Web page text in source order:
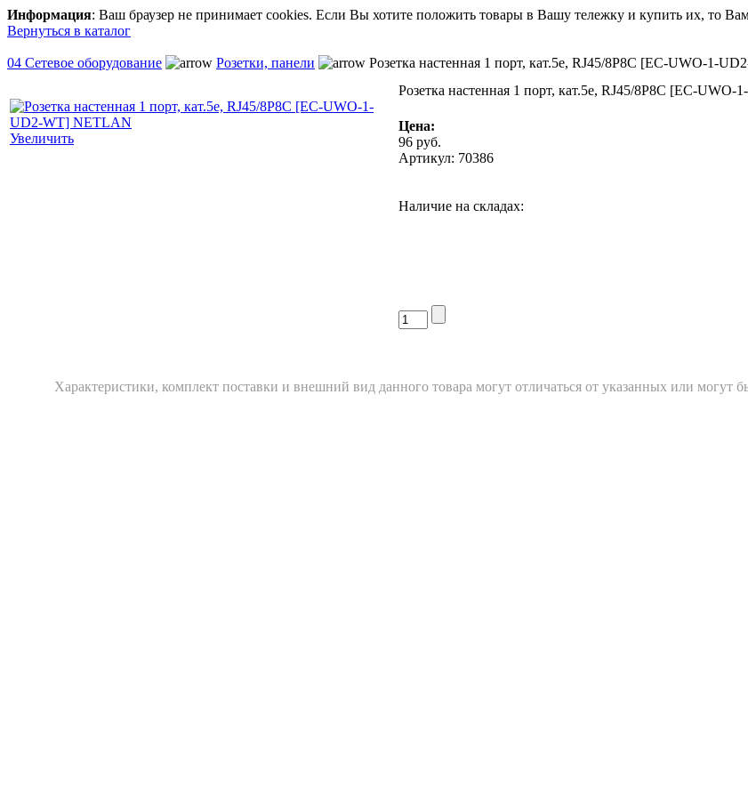
Информация: Ваш браузер не принимает cookies. Если Вы хотите положить товары в Вашу тележку и купить их, то
Вернуться в каталог
04 Сетевое оборудование Розетки, панели Розетка настенная 1 порт, кат.5e, RJ45/8P8C [EC-UWO-1-
Увеличить
Розетка настенная 1 порт, кат.5e, RJ45/8P8C [EC-
Цена:
96 руб.
Артикул: 70386
Наличие на складах:
Xарактеристики, комплект поставки и внешний вид данного товара могут отличаться от указанных или